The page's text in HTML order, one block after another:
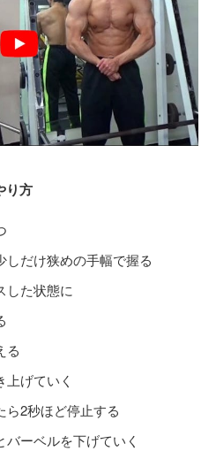
り方
だけ狭めの手幅で握る
した状態に
る
げていく
ら2秒ほど停止する
ーベルを下げていく